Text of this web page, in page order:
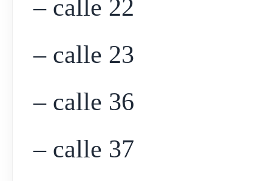
– calle 22
– calle 23
– calle 36
– calle 37